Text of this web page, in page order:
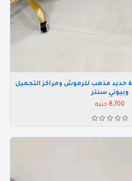
حديد مذهب للرموش ومراكز التجميل
وبيوتي سنتر
8,700 جنيه